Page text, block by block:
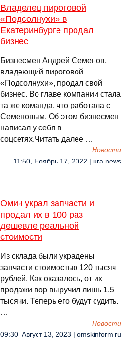
Владелец пироговой
«Подсолнухи» в
Екатеринбурге продал
бизнес
Бизнесмен Андрей Семенов,
владеющий пироговой
«Подсолнухи», продал свой
бизнес. Во главе компании стала
та же команда, что работала с
Семеновым. Об этом бизнесмен
написал у себя в
соцсетях.Читать далее …
Новости
11:50, Ноябрь 17, 2022 | ura.news
Омич украл запчасти и
продал их в 100 раз
дешевле реальной
стоимости
Из склада были украдены
запчасти стоимостью 120 тысяч
рублей. Как оказалось, от их
продажи вор выручил лишь 1,5
тысячи. Теперь его будут судить.
…
Новости
09:30, Август 13, 2023 | omskinform.ru